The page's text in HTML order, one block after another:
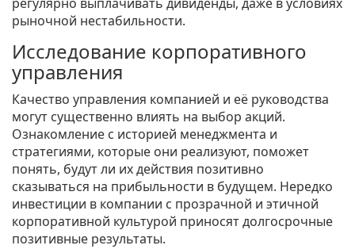
рыночной нестабильности.
Исследование корпоративного
управления
Качество управления компанией и её руководства
могут существенно влиять на выбор акций.
Ознакомление с историей менеджмента и
стратегиями, которые они реализуют, поможет
понять, будут ли их действия позитивно
сказываться на прибыльности в будущем. Нередко
инвестиции в компании с прозрачной и этичной
корпоративной культурой приносят долгосрочные
позитивные результаты.